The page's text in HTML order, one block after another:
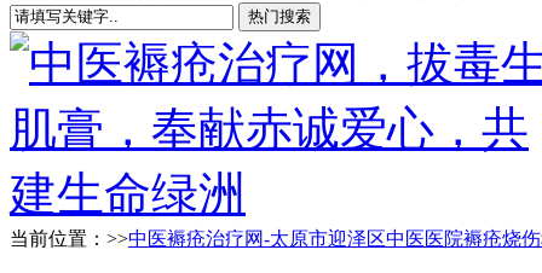
当前位置：>>中医褥疮治疗网-太原市迎泽区中医医院褥疮烧